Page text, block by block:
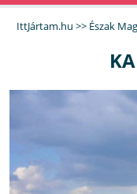
IttJártam.hu >> Észak